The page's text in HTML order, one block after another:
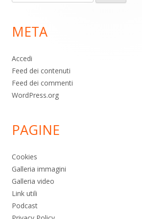
pagina
per:
META
Accedi
Feed dei contenuti
Feed dei commenti
WordPress.org
PAGINE
Cookies
Galleria immagini
Galleria video
Link utili
Podcast